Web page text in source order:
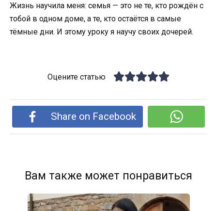
Жизнь научила меня: семья — это не те, кто рождён с
тобой в одном доме, а те, кто остаётся в самые
тёмные дни. И этому уроку я научу своих дочерей.
Оцените статью
Share on Facebook
Вам также может понравиться